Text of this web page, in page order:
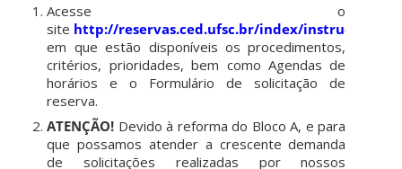
Acesse o
site http://reservas.ced.ufsc.br/index/
em que estão disponíveis os procedimentos,
critérios, prioridades, bem como Agendas de
horários e o Formulário de solicitação de
reserva.
ATENÇÃO! Devido à reforma do Bloco A, e para
que possamos atender a crescente demanda
de solicitações realizadas por nossos